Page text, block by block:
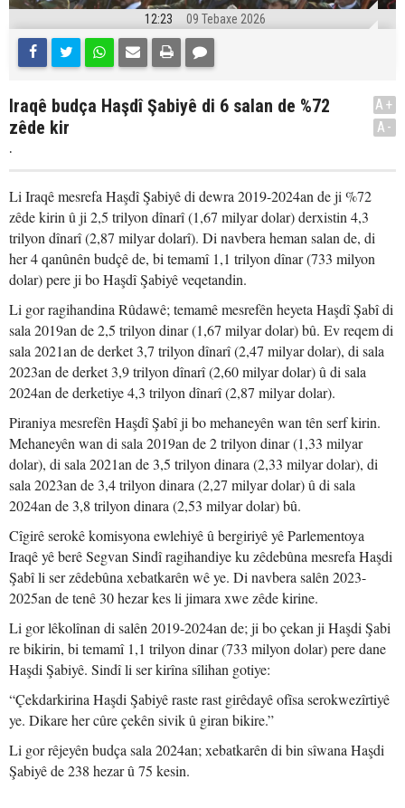
12:23 09 Tebaxe 2026
Iraqê budça Haşdî Şabiyê di 6 salan de %72
zêde kir
.
A+
A-
Li Iraqê mesrefa Haşdî Şabiyê di dewra 2019-2024an de ji %72
zêde kirin û ji 2,5 trilyon dînarî (1,67 milyar dolar) derxistin 4,3
trilyon dînarî (2,87 milyar dolarî). Di navbera heman salan de, di
her 4 qanûnên budçê de, bi temamî 1,1 trilyon dînar (733 milyon
dolar) pere ji bo Haşdî Şabiyê veqetandin.
Li gor ragihandina Rûdawê; temamê mesrefên heyeta Haşdî Şabî di
sala 2019an de 2,5 trilyon dinar (1,67 milyar dolar) bû. Ev reqem di
sala 2021an de derket 3,7 trilyon dînarî (2,47 milyar dolar), di sala
2023an de derket 3,9 trilyon dînarî (2,60 milyar dolar) û di sala
2024an de derketiye 4,3 trilyon dînarî (2,87 milyar dolar).
Piraniya mesrefên Haşdî Şabî ji bo mehaneyên wan tên serf kirin.
Mehaneyên wan di sala 2019an de 2 trilyon dinar (1,33 milyar
dolar), di sala 2021an de 3,5 trilyon dinara (2,33 milyar dolar), di
sala 2023an de 3,4 trilyon dinara (2,27 milyar dolar) û di sala
2024an de 3,8 trilyon dinara (2,53 milyar dolar) bû.
Cîgirê serokê komisyona ewlehiyê û bergiriyê yê Parlementoya
Iraqê yê berê Segvan Sindî ragihandiye ku zêdebûna mesrefa Haşdi
Şabî li ser zêdebûna xebatkarên wê ye. Di navbera salên 2023-
2025an de tenê 30 hezar kes li jimara xwe zêde kirine.
Li gor lêkolînan di salên 2019-2024an de; ji bo çekan ji Haşdi Şabi
re bikirin, bi temamî 1,1 trilyon dinar (733 milyon dolar) pere dane
Haşdi Şabiyê. Sindî li ser kirîna sîlihan gotiye:
“Çekdarkirina Haşdi Şabiyê raste rast girêdayê ofîsa serokwezîrtiyê
ye. Dikare her cûre çekên sivik û giran bikire.”
Li gor rêjeyên budça sala 2024an; xebatkarên di bin sîwana Haşdi
Şabiyê de 238 hezar û 75 kesin.